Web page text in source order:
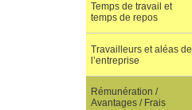
Temps de travail et
temps de repos
Travailleurs et aléas de
l’entreprise
Rémunération /
Avantages / Frais